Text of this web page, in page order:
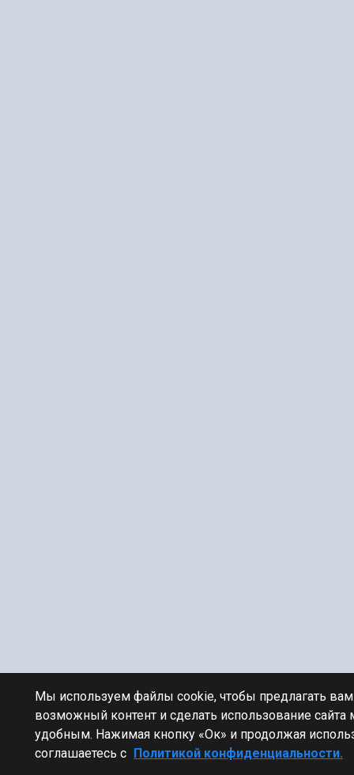
Мы используем файлы cookie, чтобы предлагать
возможный контент и сделать использование сайта
удобным. Нажимая кнопку «Ок» и продолжая
соглашаетесь с Политикой конфиденциальности.